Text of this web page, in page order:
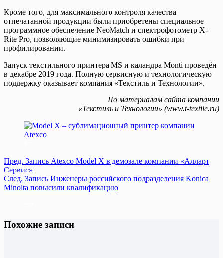
Кроме того, для максимального контроля качества
отпечатанной продукции были приобретены специальное
программное обеспечение NeoMatch и спектрофотометр X-
Rite Pro, позволяющие минимизировать ошибки при
профилировании.
Запуск текстильного принтера MS и каландра Monti проведён
в декабре 2019 года. Полную сервисную и технологическую
поддержку оказывает компания «Текстиль и Технологии».
По материалам сайта компании
«Текстиль и Технологии» (www.t-textile.ru)
Пред. Запись Atexco Model X в демозале компании «Алларт
Сервис»
След. Запись Инженеры российского подразделения Konica
Minolta повысили квалификацию
Похожие записи